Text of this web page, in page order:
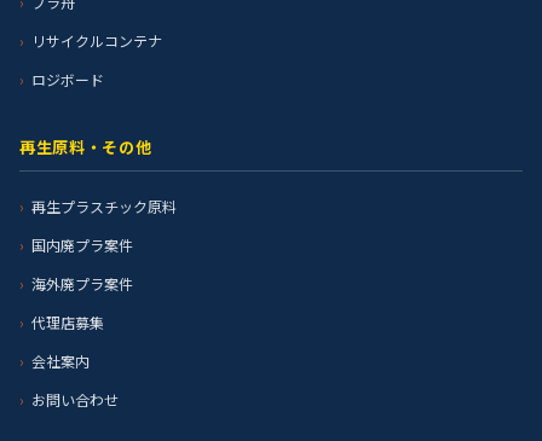
リサイクルコンテナ
ロジボード
再生原料・その他
再生プラスチック原料
国内廃プラ案件
海外廃プラ案件
代理店募集
会社案内
お問い合わせ